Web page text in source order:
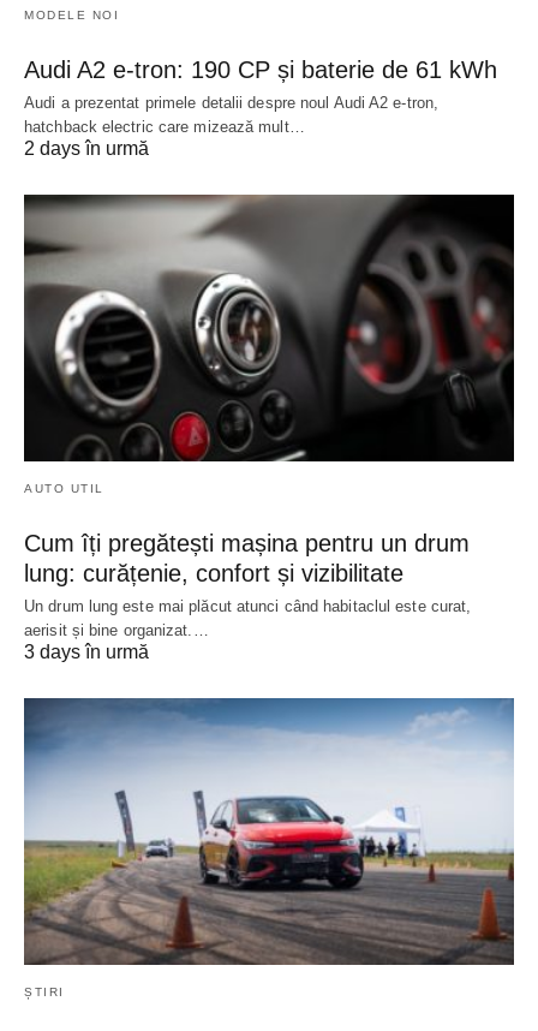
MODELE NOI
Audi A2 e-tron: 190 CP și baterie de 61 kWh
Audi a prezentat primele detalii despre noul Audi A2 e-tron,
hatchback electric care mizează mult…
2 days în urmă
AUTO UTIL
Cum îți pregătești mașina pentru un drum
lung: curățenie, confort și vizibilitate
Un drum lung este mai plăcut atunci când habitaclul este curat,
aerisit și bine organizat.…
3 days în urmă
ȘTIRI